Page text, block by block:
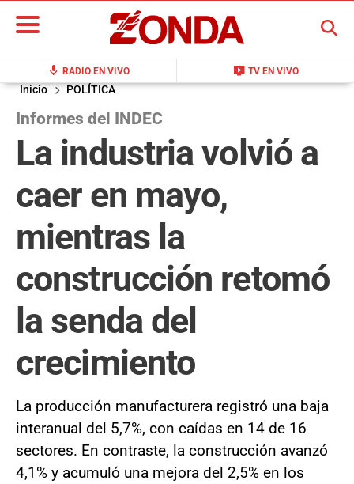
mic RADIO EN VIVO live_tv TV EN VIVO
BUSCAR
Inicio POLÍTICA
Informes del INDEC
La industria volvió a
caer en mayo,
mientras la
construcción retomó
la senda del
crecimiento
La producción manufacturera registró una baja
interanual del 5,7%, con caídas en 14 de 16
sectores. En contraste, la construcción avanzó
4,1% y acumuló una mejora del 2,5% en los